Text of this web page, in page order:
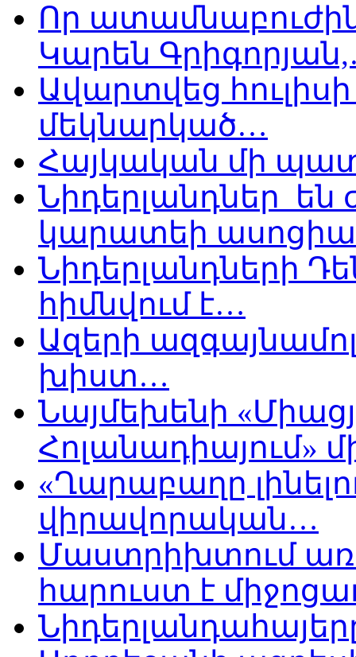
Որ
Կարեն
Ավարտվեց
մեկնարկած…
Հայկական մի
Նիդերլանդներ
կարատեի
Նիդերլանդների
հիմնվում է…
Ազերի
խիստ…
Նայմեխենի
Հոլանադիայում»
«Ղարաբաղը
վիրավորական…
Մաստրիխտում
հարուստ է